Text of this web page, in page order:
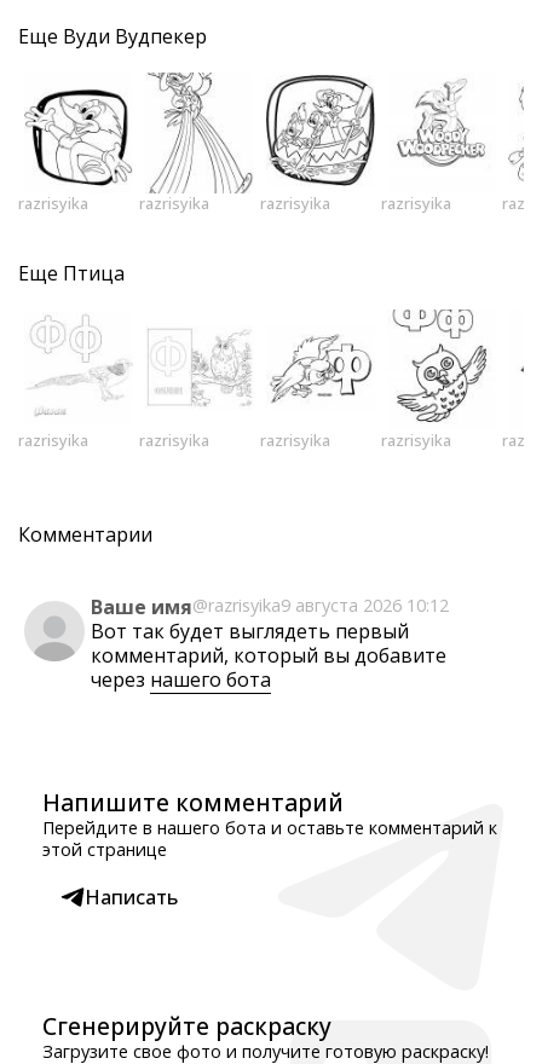
Еще Вуди Вудпекер
razrisyika razrisyika razrisyika razrisyika
Еще Птица
razrisyika razrisyika razrisyika razrisyika
Комментарии
Ваше имя@razrisyika9 августа 2026 10:12
Вот так будет выглядеть первый
комментарий, который вы добавите
через нашего бота
Напишите комментарий
Перейдите в нашего бота и оставьте комментарий к
этой странице
Написать
Сгенерируйте раскраску
Загрузите свое фото и получите готовую раскраску!